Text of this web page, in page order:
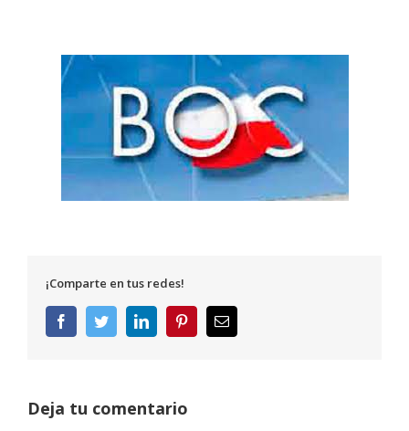
¡Comparte en tus redes!
FacebookTwitterLinkedInPinterestCorreo
electrónico
Deja tu comentario